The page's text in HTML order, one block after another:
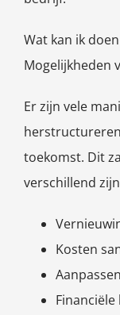
Wat kan ik
Mogelijkheden
Er zijn vele
toekomst. Dit
verschillend
Kosten